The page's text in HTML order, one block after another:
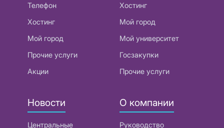
Телефон
Хостинг
Мой город
Прочие услуги
Акции
Хостинг
Мой город
Мой университет
Госзакупки
Прочие услуги
Новости
Центральные
О компании
Руководство